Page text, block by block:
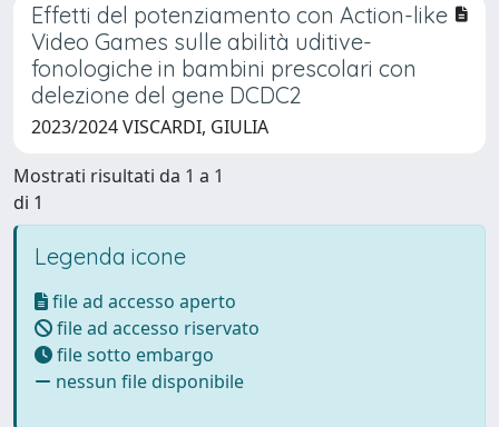
Effetti del potenziamento con Action-like
Video Games sulle abilità uditive-
fonologiche in bambini prescolari con
delezione del gene DCDC2
2023/2024 VISCARDI, GIULIA
Mostrati risultati da 1 a 1
di 1
Legenda icone
file ad accesso aperto
file ad accesso riservato
file sotto embargo
nessun file disponibile